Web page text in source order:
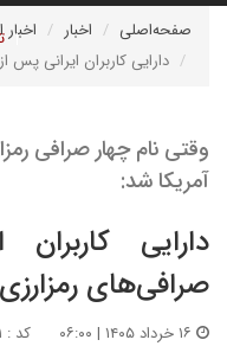
صفحه‌اصلی اخبار
دارایی کاربران ایرانی
وقتی نام چهار صرافی
آمریکا شد:
دارایی
صرافی‌های
کد : ۲۰۳۹۳۲۱